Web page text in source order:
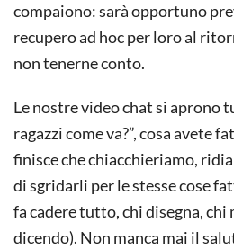
compaiono: sarà opportuno
recupero ad hoc per loro al
non tenerne conto.
Le nostre video chat si aprono
ragazzi come va?”, cosa avete
finisce che chiacchieriamo,
di sgridarli per le stesse cose
fa cadere tutto, chi disegna,
dicendo). Non manca mai il